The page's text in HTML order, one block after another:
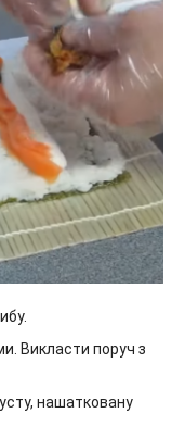
Викласти поруч з
нашатковану